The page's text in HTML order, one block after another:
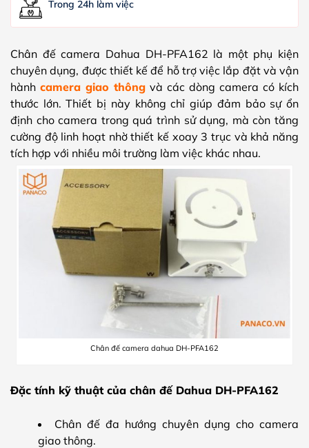
Trong 24h làm việc
Chân đế camera Dahua DH-PFA162 là một phụ kiện
chuyên dụng, được thiết kế để hỗ trợ việc lắp đặt và vận
hành camera giao thông và các dòng camera có kích
thước lớn. Thiết bị này không chỉ giúp đảm bảo sự ổn
định cho camera trong quá trình sử dụng, mà còn tăng
cường độ linh hoạt nhờ thiết kế xoay 3 trục và khả năng
tích hợp với nhiều môi trường làm việc khác nhau.
Chân đế camera dahua DH-PFA162
Đặc tính kỹ thuật của chân đế Dahua DH-PFA162
Chân đế đa hướng chuyên dụng cho camera
giao thông.